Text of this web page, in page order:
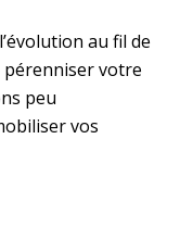
au fil de
pérenniser votre
peu
vos